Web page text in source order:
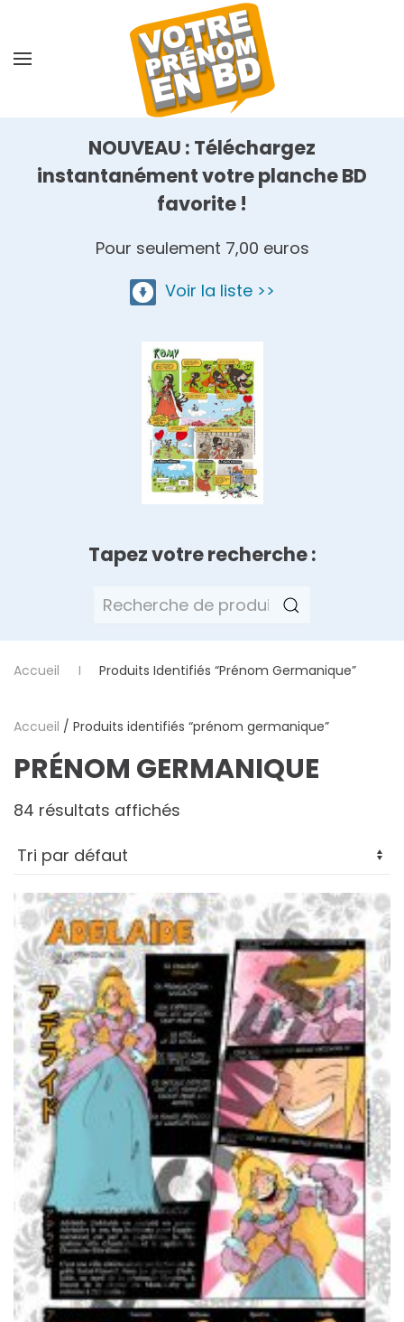
NOUVEAU : Téléchargez
instantanément votre planche BD
favorite !
Pour seulement 7,00 euros
Voir la liste >>
Tapez votre recherche :
Recherche
Accueil Produits Identifiés “prénom Germanique”
Accueil / Produits identifiés “prénom germanique”
PRÉNOM GERMANIQUE
84 résultats affichés